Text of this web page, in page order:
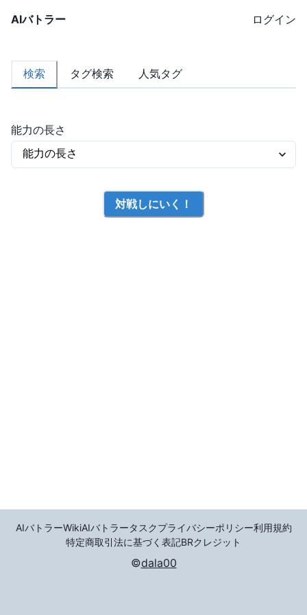
AIバトラー ログイン
検索 タグ検索 人気タグ
能力の長さ
対戦しにいく！
AIバトラーWikiAIバトラータスクプライバシーポリシー利用規約
特定商取引法に基づく表記BRクレジット
©dala00